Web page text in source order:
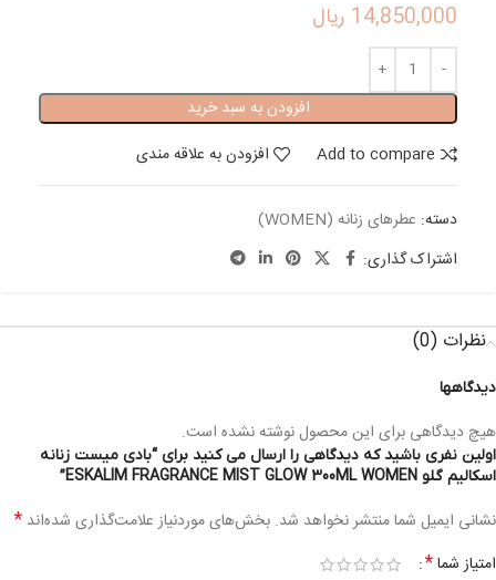
14,850,000 ریال
افزودن به سبد خرید
Add to compare
افزودن به علاقه مندی
دسته: عطرهای زنانه (WOMEN)
اشتراک گذاری:
نظرات (0)
دیدگاهها
هیچ دیدگاهی برای این محصول نوشته نشده است.
اولین نفری باشید که دیدگاهی را ارسال می کنید برای “بادی میست زنانه
اسکالیم گلو ESKALIM FRAGRANCE MIST GLOW 300ML WOMEN”
نشانی ایمیل شما منتشر نخواهد شد. بخش‌های موردنیاز علامت‌گذاری شده‌اند *
امتیاز شما*